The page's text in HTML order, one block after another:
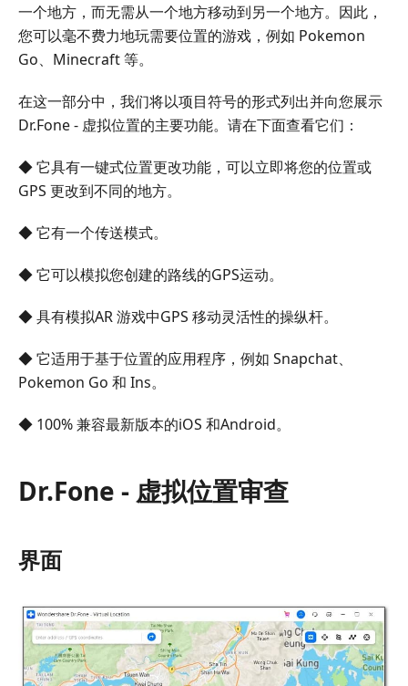
一个地方，而无需从一个地方移动到另一个地方。因此，
您可以毫不费力地玩需要位置的游戏，例如 Pokemon
Go、Minecraft 等。
在这一部分中，我们将以项目符号的形式列出并向您展示
Dr.Fone - 虚拟位置的主要功能。请在下面查看它们：
◆ 它具有一键式位置更改功能，可以立即将您的位置或
GPS 更改到不同的地方。
◆ 它有一个传送模式。
◆ 它可以模拟您创建的路线的GPS运动。
◆ 具有模拟AR 游戏中GPS 移动灵活性的操纵杆。
◆ 它适用于基于位置的应用程序，例如 Snapchat、
Pokemon Go 和 Ins。
◆ 100% 兼容最新版本的iOS 和Android。
Dr.Fone - 虚拟位置审查
界面